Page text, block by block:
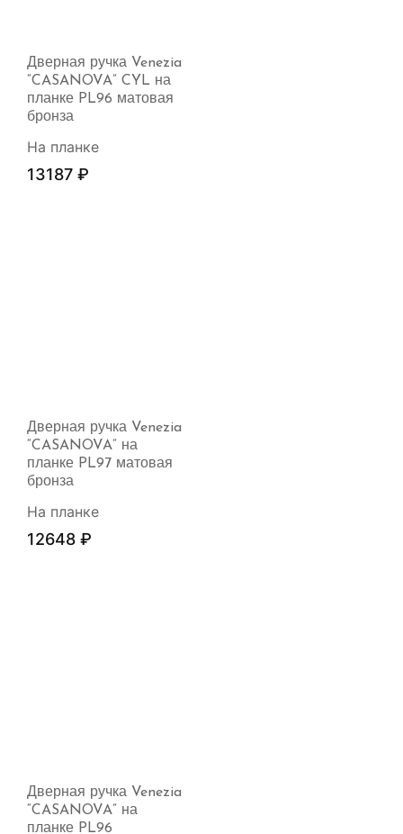
Дверная ручка Venezia
“CASANOVA” CYL на
планке PL96 матовая
бронза
На планке
13187 ₽
Дверная ручка Venezia
“CASANOVA” на
планке PL97 матовая
бронза
На планке
12648 ₽
Дверная ручка Venezia
“CASANOVA” на
планке PL96